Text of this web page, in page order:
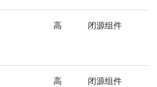
高 闭源组件
高 闭源组件